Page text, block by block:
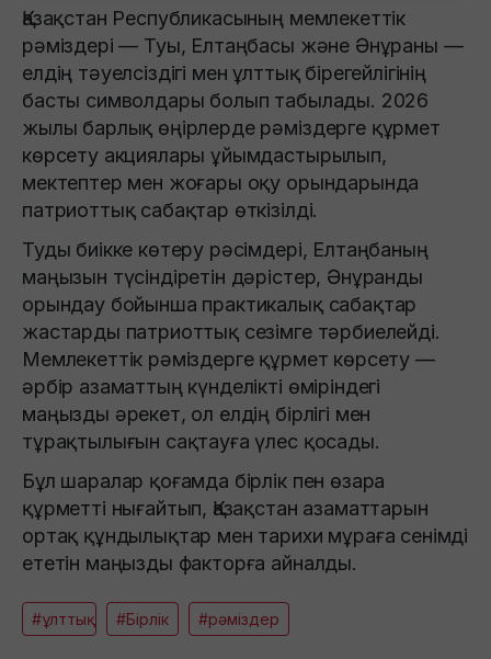
Қазақстан Республикасының мемлекеттік
рәміздері — Туы, Елтаңбасы және Әнұраны —
елдің тәуелсіздігі мен ұлттық бірегейлігінің
басты символдары болып табылады. 2026
жылы барлық өңірлерде рәміздерге құрмет
көрсету акциялары ұйымдастырылып,
мектептер мен жоғары оқу орындарында
патриоттық сабақтар өткізілді.
Туды биікке көтеру рәсімдері, Елтаңбаның
маңызын түсіндіретін дәрістер, Әнұранды
орындау бойынша практикалық сабақтар
жастарды патриоттық сезімге тәрбиелейді.
Мемлекеттік рәміздерге құрмет көрсету —
әрбір азаматтың күнделікті өміріндегі
маңызды әрекет, ол елдің бірлігі мен
тұрақтылығын сақтауға үлес қосады.
Бұл шаралар қоғамда бірлік пен өзара
құрметті нығайтып, Қазақстан азаматтарын
ортақ құндылықтар мен тарихи мұраға сенімді
ететін маңызды факторға айналды.
#ұлттық #Бірлік #рәміздер